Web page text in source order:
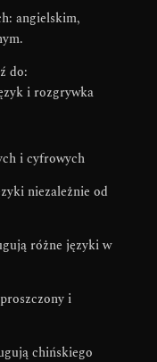
angielskim,
do:
i rozgrywka
i cyfrowych
niezależnie od
różne języki w
i
chińskiego